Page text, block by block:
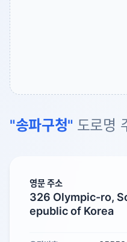
"송파구청" 도로명
영문 주소
326 Olympic-ro,
epublic of Korea